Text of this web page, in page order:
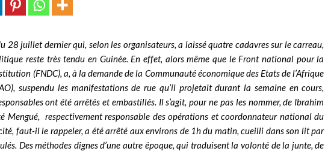
28 juillet dernier qui, selon les organisateurs, a laissé quatre cadavres sur le carreau,
reste très tendu en Guinée. En effet, alors même que le Front national pour la
(FNDC), a, à la demande de la Communauté économique des Etats de l’Afrique
suspendu les manifestations de rue qu’il projetait durant la semaine en cours,
ont été arrêtés et embastillés. Il s’agit, pour ne pas les nommer, de Ibrahim
Mengué, respectivement responsable des opérations et coordonnateur national du
faut-il le rappeler, a été arrêté aux environs de 1h du matin, cueilli dans son lit par
Des méthodes dignes d’une autre époque, qui traduisent la volonté de la junte, de